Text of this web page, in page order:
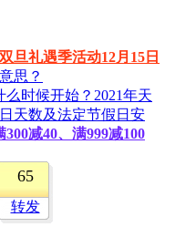
旦礼遇季活动12月15日
思？
么时候开始？2021年天
天数及法定节假日安
减40、满999减100
65
转发